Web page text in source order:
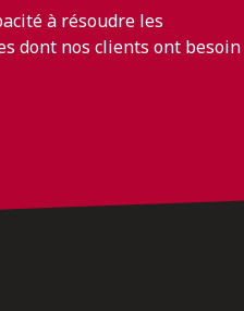
à résoudre les
dont nos clients ont besoin